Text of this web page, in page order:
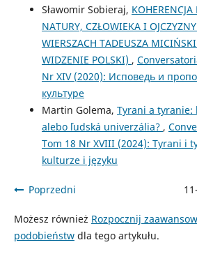
Sławomir Sobieraj,
NATURY, CZŁOWIEKA I
WIERSZACH TADEUSZA
WIDZENIE POLSKI) ,
Nr XIV (2020): Исповедь и
культуре
Martin Golema, Tyrani a
alebo ľudská univerzália? ,
Tom 18 Nr XVIII (2024): Tyrani i
kulturze i języku
Poprzedni
Możesz również Rozpocznij
podobieństwdla tego artykułu.